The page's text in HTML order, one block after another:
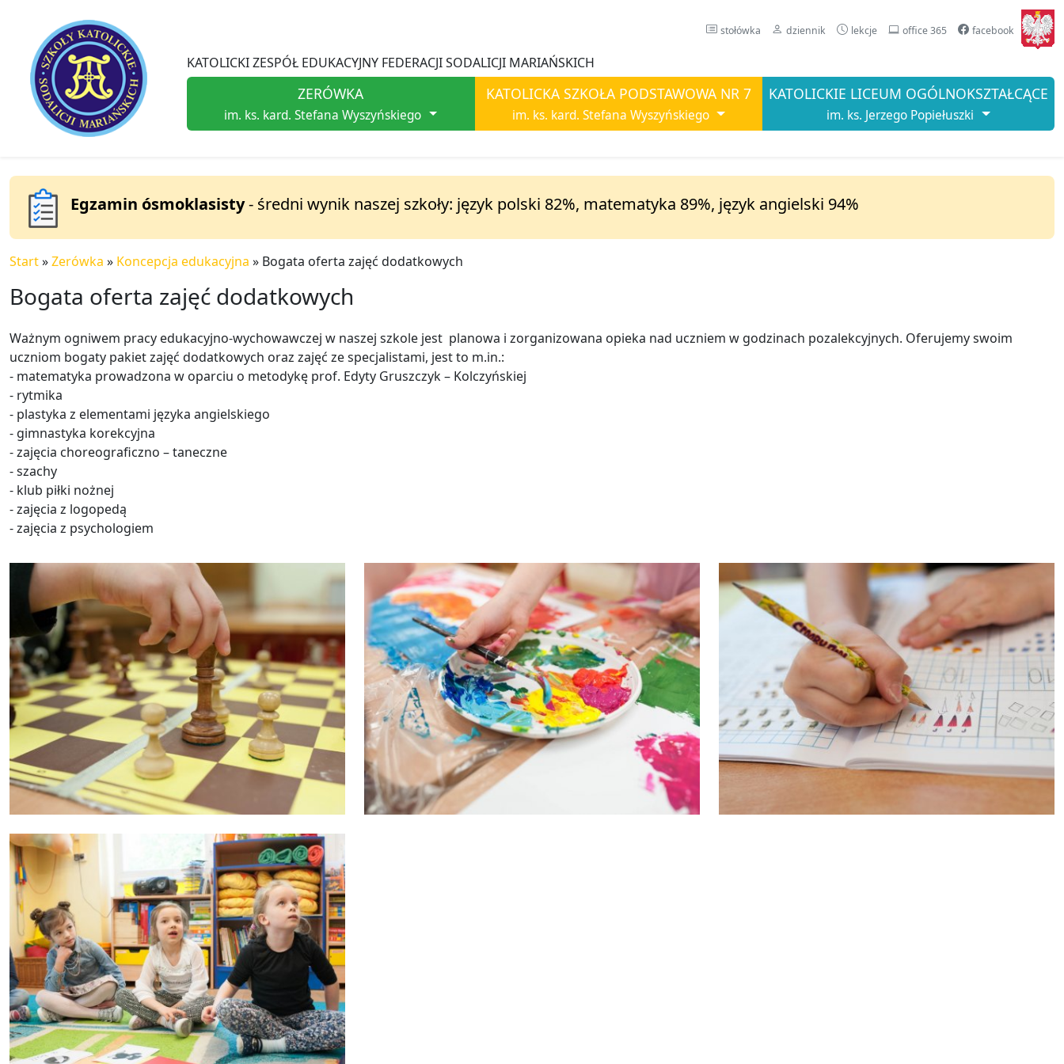
stołówka dziennik lekcje office 365 facebook
KATOLICKI ZESPÓŁ EDUKACYJNY FEDERACJI SODALICJI MARIAŃSKICH
ZERÓWKA
im. ks. kard. Stefana Wyszyńskiego
KATOLICKA SZKOŁA PODSTAWOWA NR 7
im. ks. kard. Stefana Wyszyńskiego
KATOLICKIE LICEUM OGÓLNOKSZTAŁCĄCE
im. ks. Jerzego Popiełuszki
Egzamin ósmoklasisty- średni wynik naszej szkoły: język polski 82%, matematyka 89%, język angielski 94%
Start»Zerówka » Koncepcja edukacyjna » Bogata oferta zajęć dodatkowych
Bogata oferta zajęć dodatkowych
Ważnym ogniwem pracy edukacyjno-wychowawczej w naszej szkole jest planowa i zorganizowana opieka nad uczniem w godzinach pozalekcyjnych. Oferujemy swoim
uczniom bogaty pakiet zajęć dodatkowych oraz zajęć ze specjalistami, jest to m.in.:
- matematyka prowadzona w oparciu o metodykę prof. Edyty Gruszczyk – Kolczyńskiej
- rytmika
- plastyka z elementami języka angielskiego
- gimnastyka korekcyjna
- zajęcia choreograficzno – taneczne
- szachy
- klub piłki nożnej
- zajęcia z logopedą
- zajęcia z psychologiem